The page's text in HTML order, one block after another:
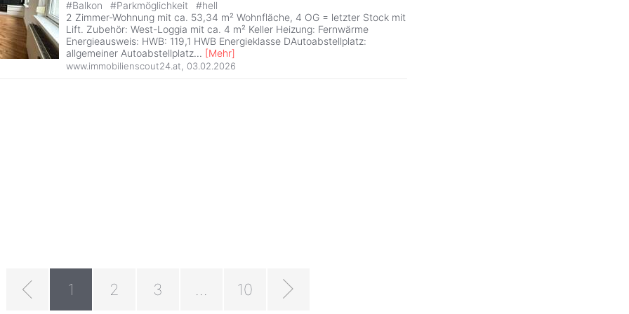
#Balkon #Parkmöglichkeit #hell
2 Zimmer-Wohnung mit ca. 53,34 m² Wohnfläche, 4 OG = letzter Stock mit
Lift. Zubehör: West-Loggia mit ca. 4 m² Keller Heizung: Fernwärme
Energieausweis: HWB: 119,1 HWB Energieklasse DAutoabstellplatz:
allgemeiner Autoabstellplatz... [Mehr]
www.immobilienscout24.at 03.02.2026
1 2 3 10